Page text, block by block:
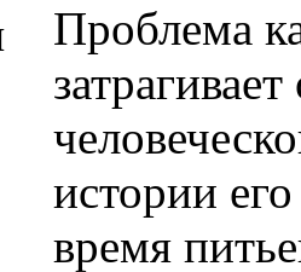
Проблема
истории
время